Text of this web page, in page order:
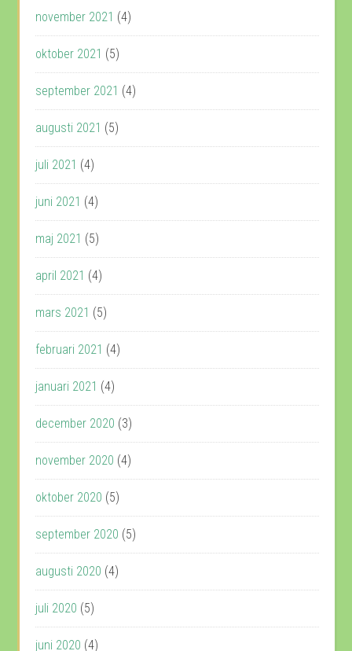
november 2021 (4)
oktober 2021 (5)
september 2021 (4)
augusti 2021 (5)
juli 2021 (4)
juni 2021 (4)
maj 2021 (5)
april 2021 (4)
mars 2021 (5)
februari 2021 (4)
januari 2021 (4)
december 2020 (3)
november 2020 (4)
oktober 2020 (5)
september 2020 (5)
augusti 2020 (4)
juli 2020 (5)
juni 2020 (4)